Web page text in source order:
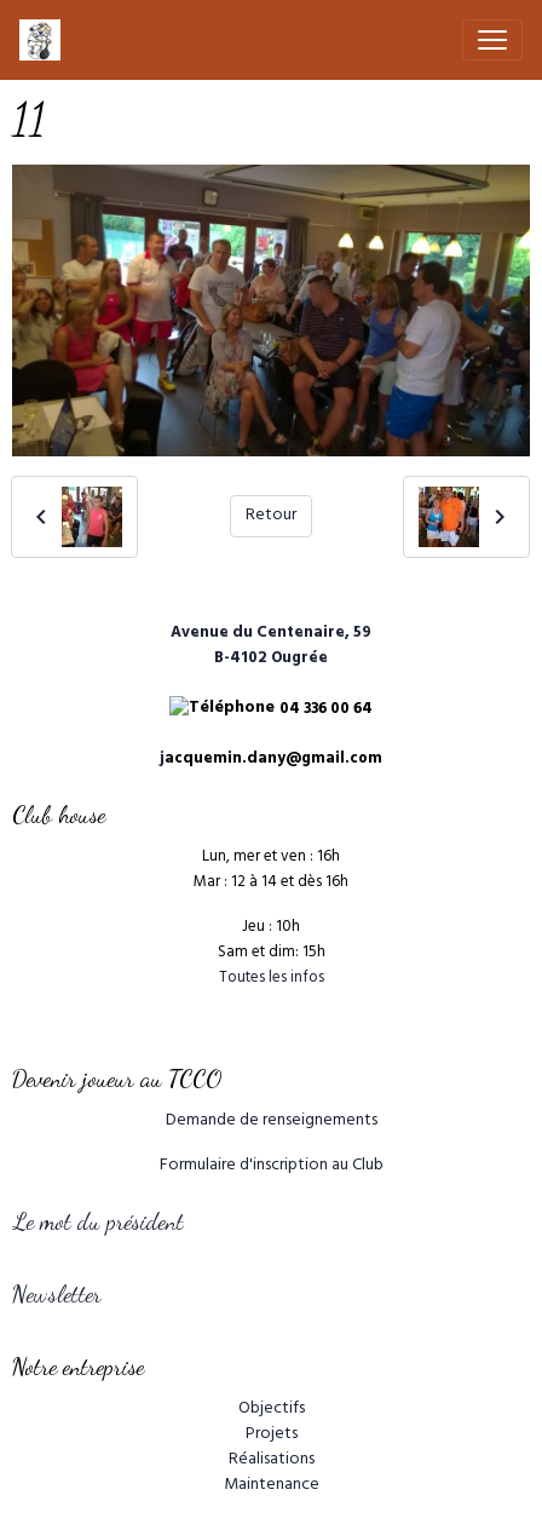
11
Retour
Avenue du Centenaire, 59
B-4102 Ougrée
04 336 00 64
jacquemin.dany@gmail.com
Club house
Lun, mer et ven : 16h
Mar : 12 à 14 et dès 16h
Jeu : 10h
Sam et dim: 15h
Toutes les infos
Devenir joueur au TCCO
Demande de renseignements
Formulaire d'inscription au Club
Le mot du président
Newsletter
Notre entreprise
Objectifs
Projets
Réalisations
Maintenance